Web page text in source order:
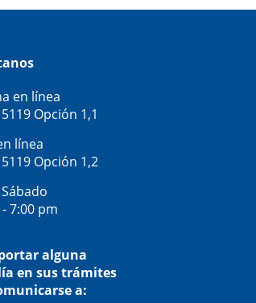
en línea
Opción 1,1
línea
Opción 1,2
7:00 pm
alguna
en sus trámites
a: